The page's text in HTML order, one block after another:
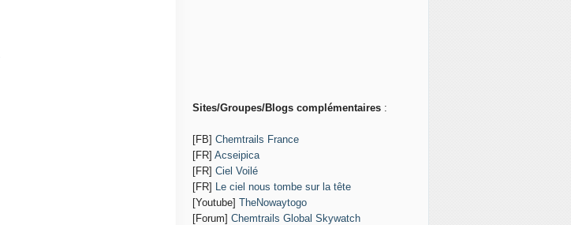
Sites/Groupes/Blogs complémentaires :
[FB] Chemtrails France
[FR] Acseipica
[FR] Ciel Voilé
[FR] Le ciel nous tombe sur la tête
[Youtube] TheNowaytogo
[Forum] Chemtrails Global Skywatch